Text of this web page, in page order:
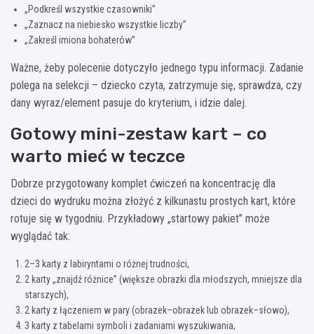
„Podkreśl wszystkie czasowniki”
„Zaznacz na niebiesko wszystkie liczby”
„Zakreśl imiona bohaterów”
Ważne, żeby polecenie dotyczyło jednego typu informacji. Zadanie
polega na selekcji – dziecko czyta, zatrzymuje się, sprawdza, czy
dany wyraz/element pasuje do kryterium, i idzie dalej.
Gotowy mini-zestaw kart – co
warto mieć w teczce
Dobrze przygotowany komplet ćwiczeń na koncentrację dla
dzieci do wydruku można złożyć z kilkunastu prostych kart, które
rotuje się w tygodniu. Przykładowy „startowy pakiet” może
wyglądać tak:
2–3 karty z labiryntami o różnej trudności,
2 karty „znajdź różnice” (większe obrazki dla młodszych, mniejsze dla
starszych),
2 karty z łączeniem w pary (obrazek–obrazek lub obrazek–słowo),
3 karty z tabelami symboli i zadaniami wyszukiwania,